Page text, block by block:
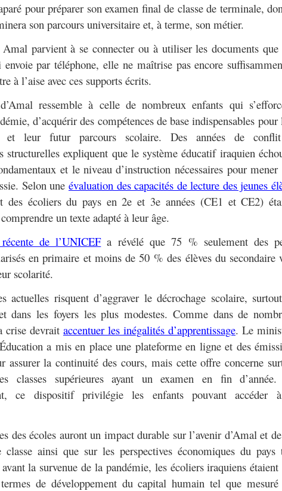
pour préparer son examen final de classe de terminale,
son parcours universitaire et, à terme, son métier.
parvient à se connecter ou à utiliser les documents que
envoie par téléphone, elle ne maîtrise pas encore
à l’aise avec ces supports écrits.
ressemble à celle de nombreux enfants qui
d’acquérir des compétences de base indispensables pour
et leur futur parcours scolaire. Des années de
structurelles expliquent que le système éducatif iraquien
et le niveau d’instruction nécessaires pour mener
Selon une évaluation des capacités de lecture des jeunes
des écoliers du pays en 2e et 3e années (CE1 et CE2)
un texte adapté à leur âge.
de l’UNICEFa révélé que 75 % seulement des
en primaire et moins de 50 % des élèves du secondaire
scolarité.
actuelles risquent d’aggraver le décrochage scolaire,
dans les foyers les plus modestes. Comme dans de
crise devrait accentuer les inégalités d’apprentissage. Le
a mis en place une plateforme en ligne et des
assurer la continuité des cours, mais cette offre concerne
classes supérieures ayant un examen en fin
ce dispositif privilégie les enfants pouvant accéder
des écoles auront un impact durable sur l’avenir d’Amal et
classe ainsi que sur les perspectives économiques du pays
la survenue de la pandémie, les écoliers iraquiens étaient
de développement du capital humain tel que